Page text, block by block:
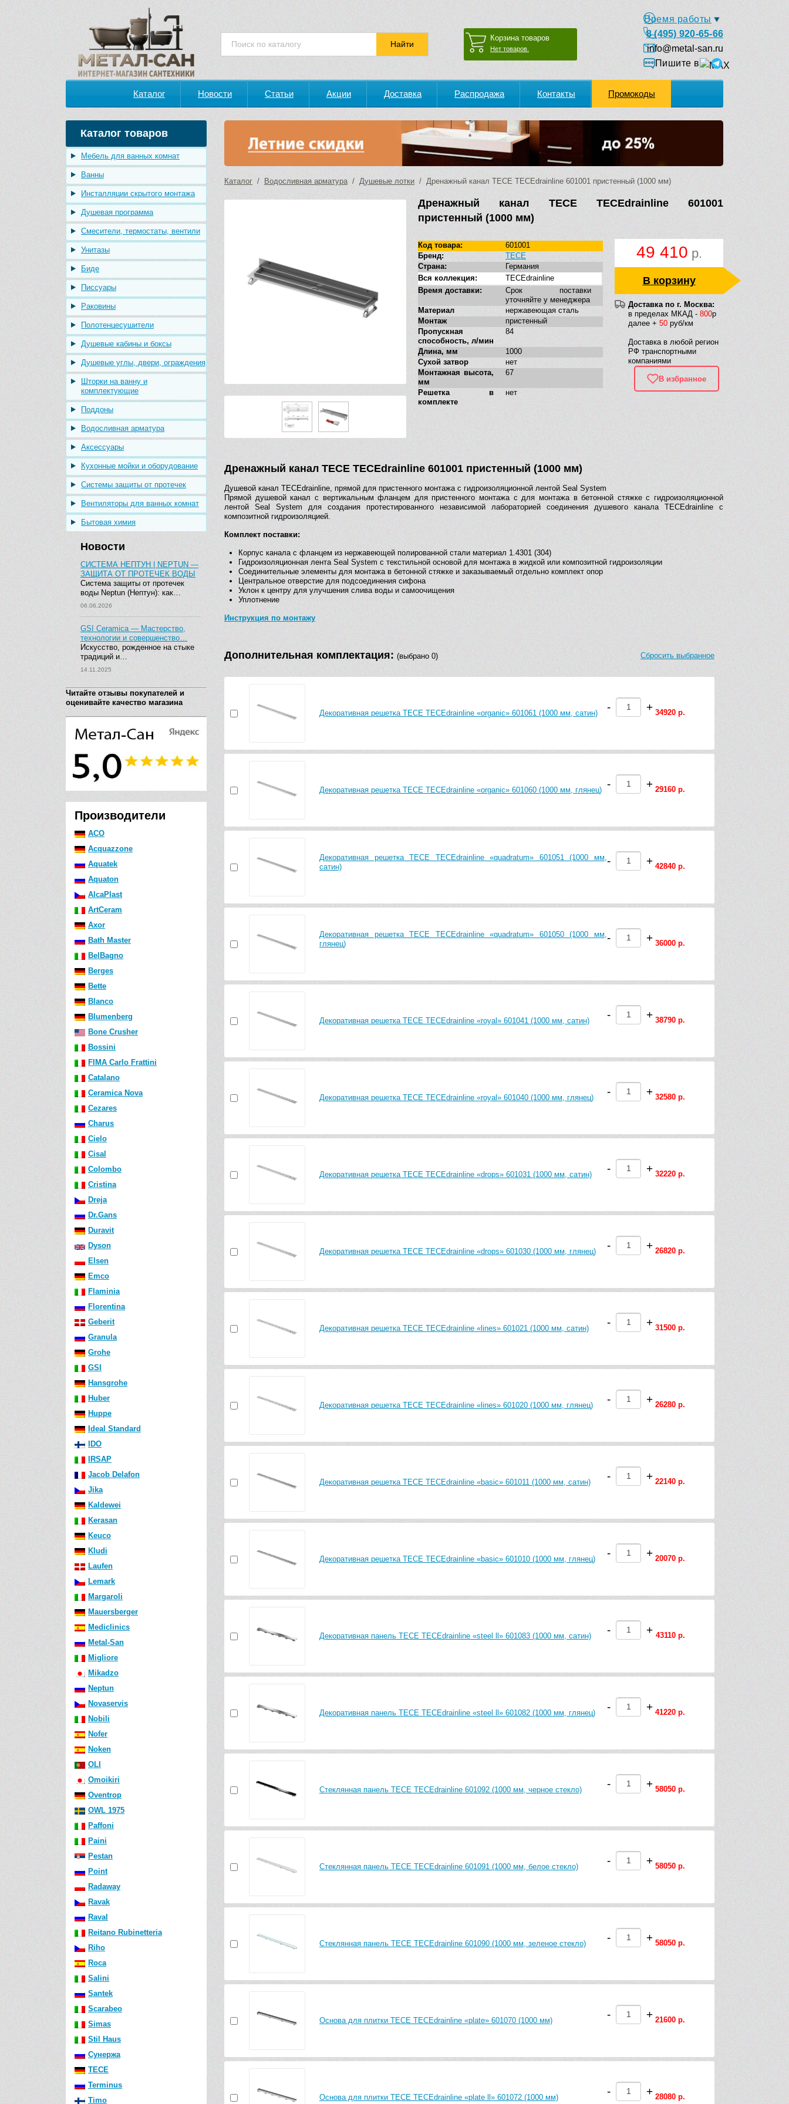
Корзина товаров
Нет товаров.
Время работы
8 (495) 920-65-66
info@metal-san.ru
Пишите в
Каталог Новости Статьи Акции Доставка Распродажа Контакты Промокоды
Каталог товаров
Мебель для ванных комнат
Ванны
Инсталляции скрытого монтажа
Душевая программа
Смесители, термостаты, вентили
Унитазы
Биде
Писсуары
Раковины
Полотенцесушители
Душевые кабины и боксы
Душевые углы, двери, ограждения
Шторки на ванну и
комплектующие
Поддоны
Водосливная арматура
Аксессуары
Кухонные мойки и оборудование
Системы защиты от протечек
Вентиляторы для ванных комнат
Бытовая химия
Новости
СИСТЕМА НЕПТУН | NEPTUN —
ЗАЩИТА ОТ ПРОТЕЧЕК ВОДЫ
Система защиты от протечек
воды Neptun (Нептун): как…
06.06.2026
GSI Ceramica — Мастерство,
технологии и совершенство…
Искусство, рожденное на стыке
традиций и…
14.11.2025
Читайте отзывы покупателей и
оценивайте качество магазина
Производители
ACO
Acquazzone
Aquatek
Aquaton
AlcaPlast
ArtCeram
Axor
Bath Master
BelBagno
Berges
Bette
Blanco
Blumenberg
Bone Crusher
Bossini
FIMA Carlo Frattini
Catalano
Ceramica Nova
Cezares
Charus
Cielo
Cisal
Colombo
Cristina
Dreja
Dr.Gans
Duravit
Dyson
Elsen
Emco
Flaminia
Florentina
Geberit
Granula
Grohe
GSI
Hansgrohe
Huber
Huppe
Ideal Standard
IDO
IRSAP
Jacob Delafon
Jika
Kaldewei
Kerasan
Keuco
Kludi
Laufen
Lemark
Margaroli
Mauersberger
Mediclinics
Metal-San
Migliore
Mikadzo
Neptun
Novaservis
Nobili
Nofer
Noken
OLI
Omoikiri
Oventrop
OWL 1975
Paffoni
Paini
Pestan
Point
Radaway
Ravak
Raval
Reitano Rubinetteria
Riho
Roca
Salini
Santek
Scarabeo
Simas
Stil Haus
Сунержа
TECE
Terminus
Timo
Каталог / Водосливная арматура/ Душевые лотки / Дренажный канал TECE TECEdrainline 601001 пристенный (1000 мм)
Дренажный канал TECE TECEdrainline 601001
пристенный (1000 мм)
49 410 р.
В корзину
Доставка по г. Москва:
в пределах МКАД - 800р
далее + 50 руб/км
Доставка в любой регион
РФ транспортными
компаниями
В избранное
Код товара:
601001
Бренд:
TECE
Страна:
Германия
Вся коллекция:
TECEdrainline
Время доставки:
Срок поставки
уточняйте у менеджера
Материал
нержавеющая сталь
Монтаж
пристенный
Пропускная
способность, л/мин
84
Длина, мм
1000
Сухой затвор
нет
Монтажная высота,
мм
67
Решетка в
комплекте
нет
Дренажный канал TECE TECEdrainline 601001 пристенный (1000 мм)
Душевой канал TECEdrainline, прямой для пристенного монтажа с гидроизоляционной лентой Seal System
Прямой душевой канал с вертикальным фланцем для пристенного монтажа с для монтажа в бетонной стяжке с гидроизоляционной
лентой Seal System для создания протестированного независимой лабораторией соединения душевого канала TECEdrainline с
композитной гидроизоляцией.
Комплект поставки:
Корпус канала с фланцем из нержавеющей полированной стали материал 1.4301 (304)
Гидроизоляционная лента Seal System с текстильной основой для монтажа в жидкой или композитной гидроизоляции
Соединительные элементы для монтажа в бетонной стяжке и заказываемый отдельно комплект опор
Центральное отверстие для подсоединения сифона
Уклон к центру для улучшения слива воды и самоочищения
Уплотнение
Инструкция по монтажу
Дополнительная комплектация: (выбрано 0) Сбросить выбранное
Декоративная решетка TECE TECEdrainline «organic» 601061 (1000 мм, сатин) - + 34920 р.
Декоративная решетка TECE TECEdrainline «organic» 601060 (1000 мм, глянец) - + 29160 р.
Декоративная решетка TECE TECEdrainline «quadratum» 601051 (1000 мм,
сатин)
- + 42840 р.
Декоративная решетка TECE TECEdrainline «quadratum» 601050 (1000 мм,
глянец)
- + 36000 р.
Декоративная решетка TECE TECEdrainline «royal» 601041 (1000 мм, сатин) - + 38790 р.
Декоративная решетка TECE TECEdrainline «royal» 601040 (1000 мм, глянец) - + 32580 р.
Декоративная решетка TECE TECEdrainline «drops» 601031 (1000 мм, сатин) - + 32220 р.
Декоративная решетка TECE TECEdrainline «drops» 601030 (1000 мм, глянец) - + 26820 р.
Декоративная решетка TECE TECEdrainline «lines» 601021 (1000 мм, сатин) - + 31500 р.
Декоративная решетка TECE TECEdrainline «lines» 601020 (1000 мм, глянец) - + 26280 р.
Декоративная решетка TECE TECEdrainline «basic» 601011 (1000 мм, сатин) - + 22140 р.
Декоративная решетка TECE TECEdrainline «basic» 601010 (1000 мм, глянец) - + 20070 р.
Декоративная панель TECE TECEdrainline «steel ll» 601083 (1000 мм, сатин) - + 43110 р.
Декоративная панель TECE TECEdrainline «steel ll» 601082 (1000 мм, глянец) - + 41220 р.
Стеклянная панель TECE TECEdrainline 601092 (1000 мм, черное стекло) - + 58050 р.
Стеклянная панель TECE TECEdrainline 601091 (1000 мм, белое стекло) - + 58050 р.
Стеклянная панель TECE TECEdrainline 601090 (1000 мм, зеленое стекло) - + 58050 р.
Основа для плитки TECE TECEdrainline «plate» 601070 (1000 мм) - + 21600 р.
Основа для плитки TECE TECEdrainline «plate ll» 601072 (1000 мм) - + 28080 р.